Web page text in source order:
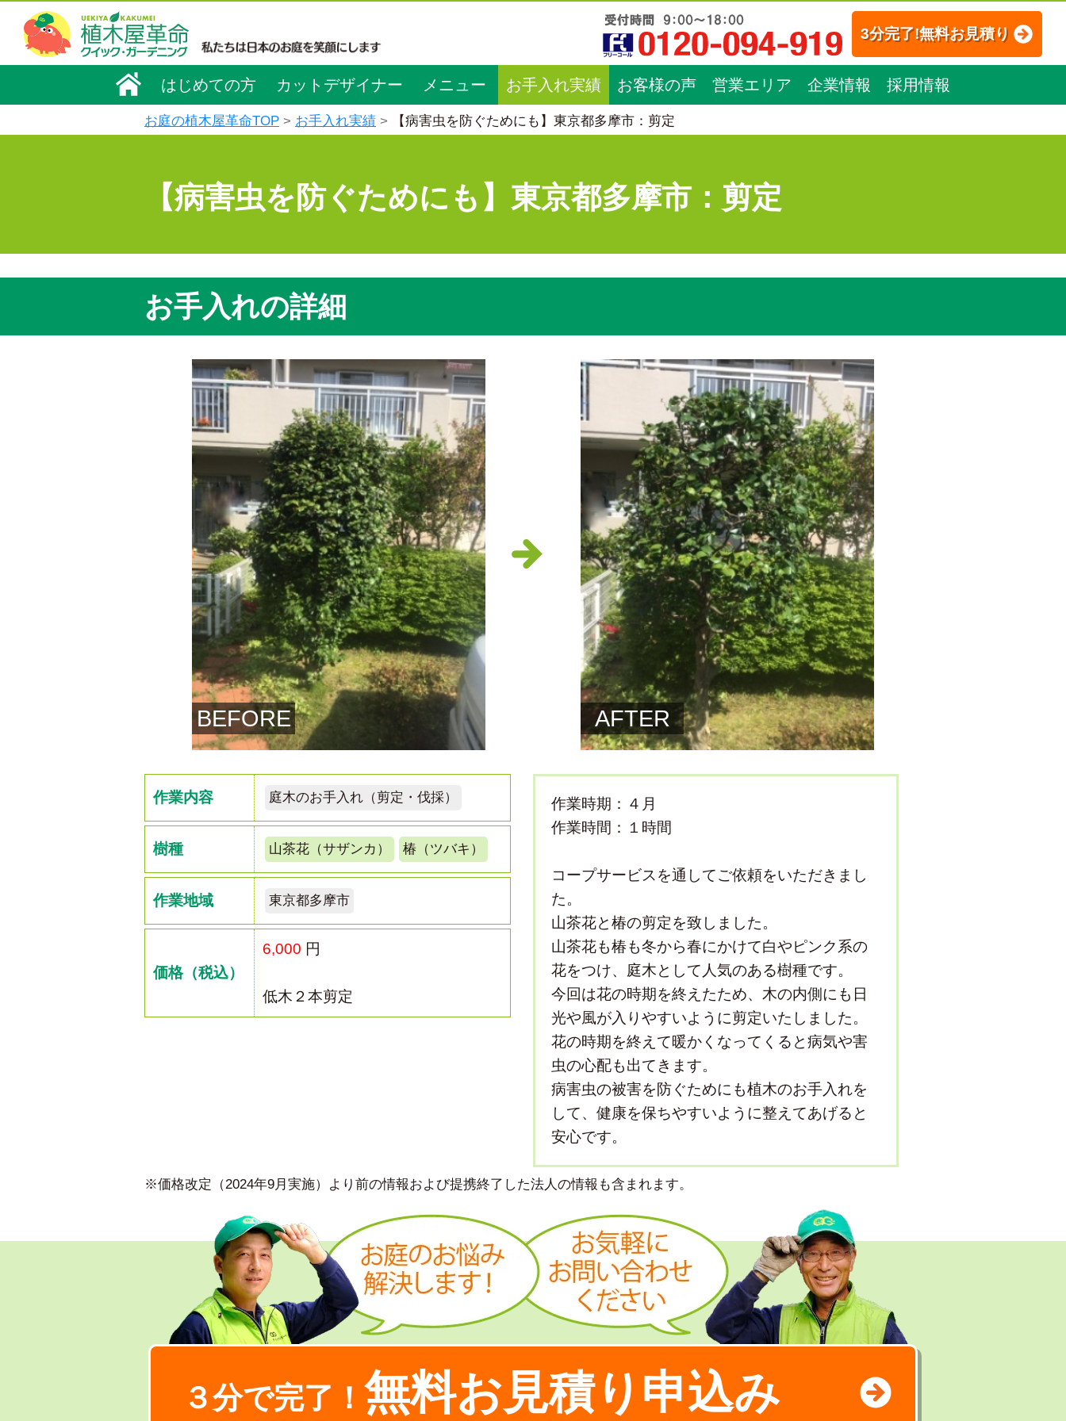
3分完了!無料お見積り
はじめての方 カットデザイナー メニュー お手入れ実績 お客様の声 営業エリア 企業情報 採用情報
お庭の植木屋革命TOP お手入れ実績 【病害虫を防ぐためにも】東京都多摩市：剪定
【病害虫を防ぐためにも】東京都多摩市：剪定
お手入れの詳細
BEFORE AFTER
作業内容 庭木のお手入れ（剪定・伐採）
樹種 山茶花（サザンカ） 椿（ツバキ）
作業地域 東京都多摩市
価格（税込）
6,000 円
低木２本剪定
作業時期：４月
作業時間：１時間
コープサービスを通してご依頼をいただきまし
た。
山茶花と椿の剪定を致しました。
山茶花も椿も冬から春にかけて白やピンク系の
花をつけ、庭木として人気のある樹種です。
今回は花の時期を終えたため、木の内側にも日
光や風が入りやすいように剪定いたしました。
花の時期を終えて暖かくなってくると病気や害
虫の心配も出てきます。
病害虫の被害を防ぐためにも植木のお手入れを
して、健康を保ちやすいように整えてあげると
安心です。
※価格改定（2024年9月実施）より前の情報および提携終了した法人の情報も含まれます。
３分で完了！ 無料お見積り申込み